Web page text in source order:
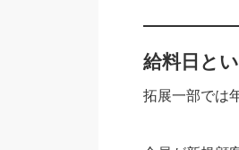
給料日と
拓展一部では